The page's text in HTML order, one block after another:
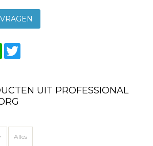
WhatsApp
UIT PROFESSIONAL
Alles